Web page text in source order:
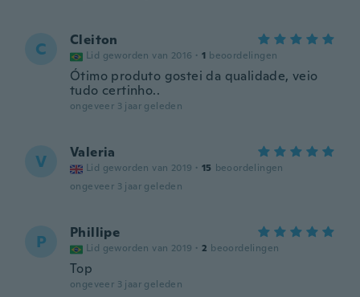
C Cleiton
Lid geworden van 2016 · 1 beoordelingen
Ótimo produto gostei da qualidade, veio
tudo certinho..
ongeveer 3 jaar geleden
V Valeria
Lid geworden van 2019 · 15 beoordelingen
ongeveer 3 jaar geleden
P Phillipe
Lid geworden van 2019 · 2 beoordelingen
Top
ongeveer 3 jaar geleden